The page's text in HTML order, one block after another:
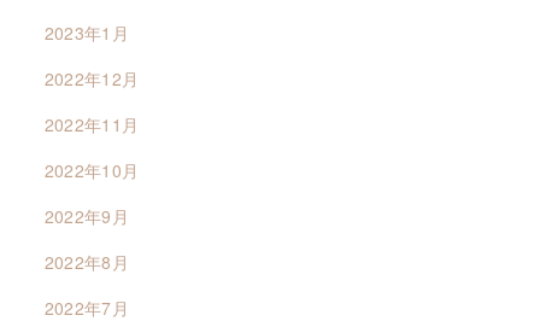
2023年1月
2022年12月
2022年11月
2022年10月
2022年9月
2022年8月
2022年7月